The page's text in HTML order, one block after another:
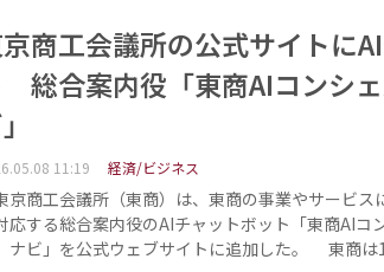
商工会議所の公式サイトに
総合案内役「東商AIコンシ
」
11:19 経済/ビジネス
京商工会議所（東商）は、東商の事業やサービス
応する総合案内役のAIチャットボット「東商AIコ
ナビ」を公式ウェブサイトに追加した。 東商